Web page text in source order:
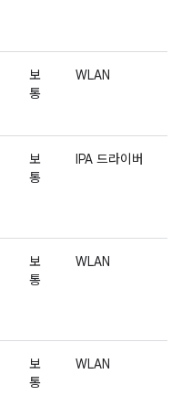
보
통
WLAN
보
통
IPA 드라이버
보
통
WLAN
보
통
WLAN